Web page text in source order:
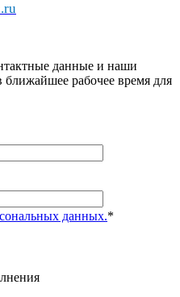
данные и наши
рабочее время для
данных.*